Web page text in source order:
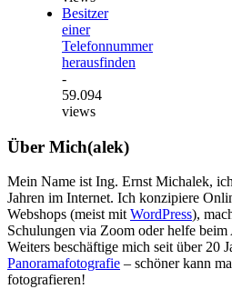
Besitzer
einer
Telefonnummer
herausfinden
-
59.094
views
Über Mich(alek)
Mein Name ist Ing. Ernst Michalek,
Jahren im Internet. Ich konzipiere
Webshops (meist mitWordPress),
Schulungen via Zoom oder helfe
Weiters beschäftige mich seit über 20
Panoramafotografie – schöner kann
fotografieren!